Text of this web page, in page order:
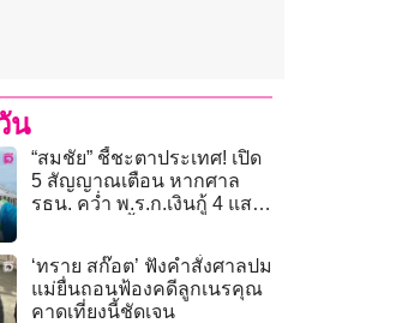
น
“สมชัย” ชี้ชะตาประเทศ! เปิด
5 สัญญาณเตือน หากศาล
รธน. คว่ำ พ.ร.ก.เงินกู้ 4 แสน
‘ทราย สก๊อต’ ฟังคำสั่งศาลปม
แม่ยื่นถอนฟ้องคดีลูกเนรคุณ
คาดเที่ยงนี้ชัดเจน